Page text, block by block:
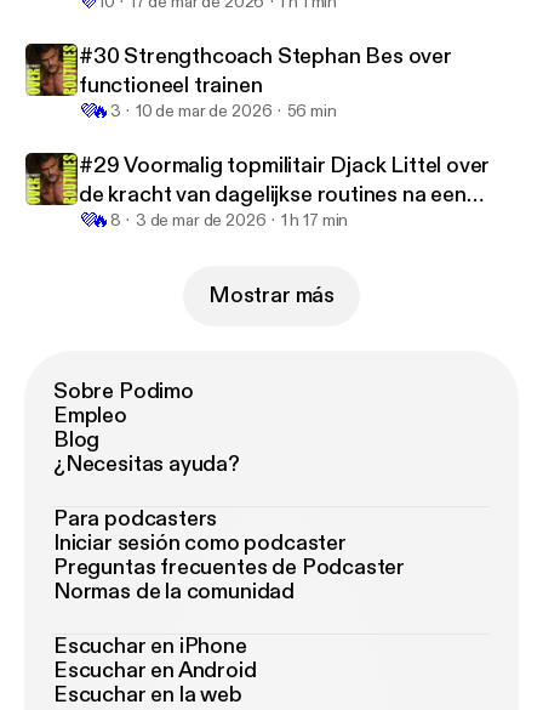
#30 Strengthcoach Stephan Bes over
functioneel trainen
💜🔥 3 10 de mar de 2026 56 min
#29 Voormalig topmilitair Djack Littel over
de kracht van dagelijkse routines na een
ernstig ongeluk
💜🔥8 3 de mar de 2026 1 h 17 min
Mostrar más
Sobre Podimo
Empleo
Blog
¿Necesitas ayuda?
Para podcasters
Iniciar sesión como podcaster
Preguntas frecuentes de Podcaster
Normas de la comunidad
Escuchar en iPhone
Escuchar en Android
Escuchar en la web